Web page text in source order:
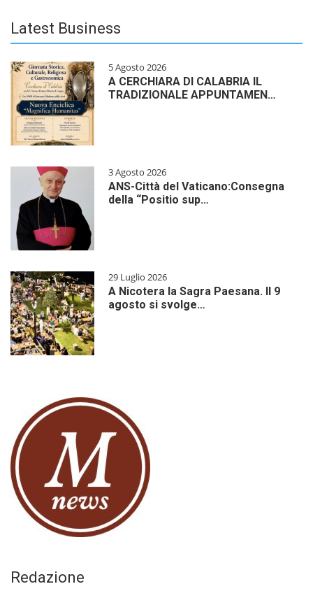
Latest Business
5 Agosto 2026
A CERCHIARA DI CALABRIA IL
TRADIZIONALE APPUNTAMEN…
3 Agosto 2026
ANS-Città del Vaticano:Consegna
della “Positio sup…
29 Luglio 2026
A Nicotera la Sagra Paesana. Il 9
agosto si svolge…
Redazione